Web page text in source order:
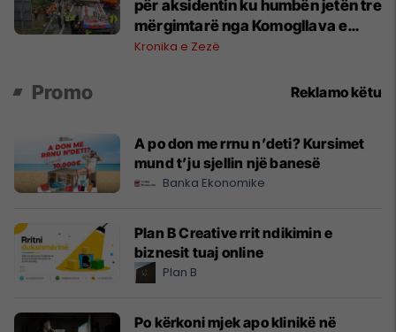
për aksidentin ku humbën jetën tre
mërgimtarë nga Komogllava e
Ferizajt
Kronika e Zezë
Promo Reklamo këtu
A po don me rrnu n’deti? Kursimet
mund t’ju sjellin një banesë
Banka Ekonomike
Plan B Creative rrit ndikimin e
biznesit tuaj online
Plan B
Po kërkoni mjek apo klinikë në